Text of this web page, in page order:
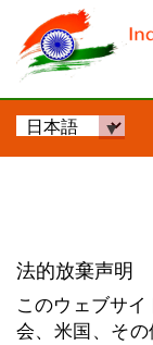
法的放棄声明
このウェブサ
会、米国、そ